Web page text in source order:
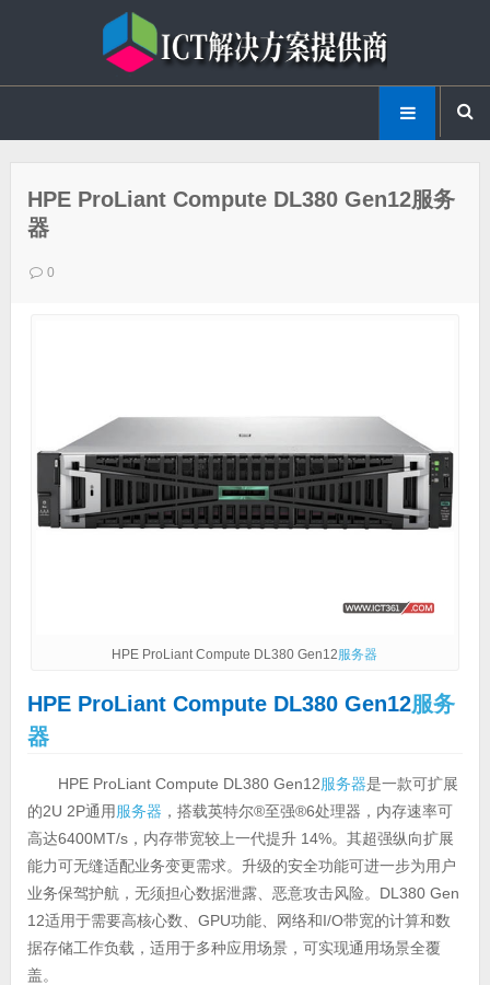
HPE ProLiant Compute DL380 Gen12服务
器
0
HPE ProLiant Compute DL380 Gen12服务器
HPE ProLiant Compute DL380 Gen12服务
器
HPE ProLiant Compute DL380 Gen12服务器是一款可扩展
的2U 2P通用服务器 ，搭载英特尔®至强®6处理器，内存速率可
高达6400MT/s，内存带宽较上一代提升 14%。其超强纵向扩展
能力可无缝适配业务变更需求。升级的安全功能可进一步为用户
业务保驾护航，无须担心数据泄露、恶意攻击风险。DL380 Gen
12适用于需要高核心数、GPU功能、网络和I/O带宽的计算和数
据存储工作负载，适用于多种应用场景，可实现通用场景全覆
盖。